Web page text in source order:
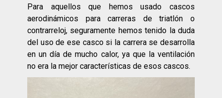
Para aquellos que hemos usado cascos
aerodinámicos para carreras de triatlón o
contrarreloj, seguramente hemos tenido la duda
del uso de ese casco si la carrera se desarrolla
en un día de mucho calor, ya que la ventilación
no era la mejor características de esos cascos.